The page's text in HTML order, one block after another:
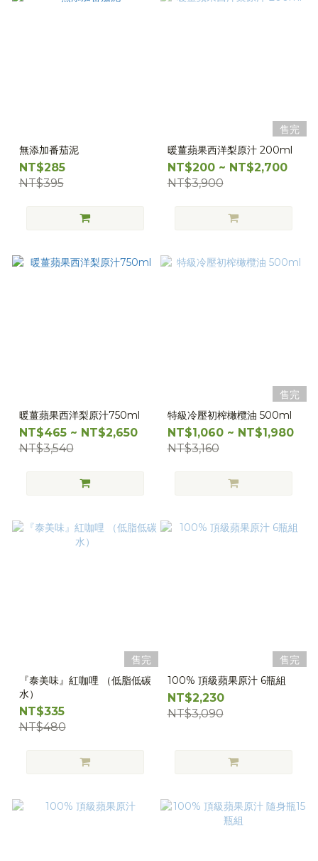
無添加番茄泥
NT$285
NT$395
售完
暖薑蘋果西洋梨原汁 200ml
NT$200 ~ NT$2,700
NT$3,900
暖薑蘋果西洋梨原汁750ml
NT$465 ~ NT$2,650
NT$3,540
售完
特級冷壓初榨橄欖油 500ml
NT$1,060 ~ NT$1,980
NT$3,160
售完
『泰美味』紅咖哩 （低脂低碳
水）
NT$335
NT$480
售完
100% 頂級蘋果原汁 6瓶組
NT$2,230
NT$3,090